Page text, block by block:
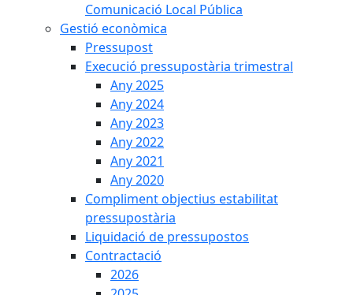
Comunicació Local Pública
Gestió econòmica
Pressupost
Execució pressupostària trimestral
Any 2025
Any 2024
Any 2023
Any 2022
Any 2021
Any 2020
Compliment objectius estabilitat
pressupostària
Liquidació de pressupostos
Contractació
2026